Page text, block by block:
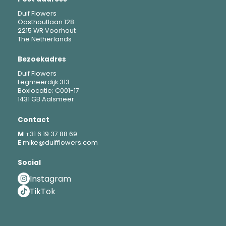
Duif Flowers
Oosthoutlaan 128
2215 WR Voorhout
The Netherlands
Bezoekadres
Duif Flowers
Legmeerdijk 313
Boxlocatie; C001-17
1431 GB Aalsmeer
Contact
M +31 6 19 37 88 69
Emike@duifflowers.com
Social
Instagram
TikTok